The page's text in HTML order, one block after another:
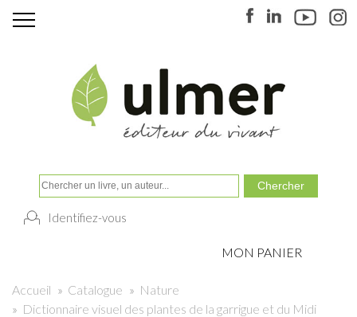
Identifiez-vous
MON PANIER
Accueil » Catalogue » Nature
» Dictionnaire visuel des plantes de la garrigue et du Midi